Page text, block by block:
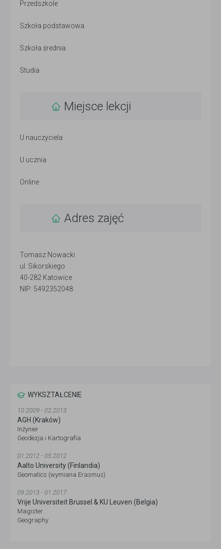
Przedszkole
Szkoła podstawowa
Szkoła średnia
Studia
Miejsce lekcji
U nauczyciela
U ucznia
Online
Adres zajęć
Tomasz Nowacki
ul. Sikorskiego
40-282 Katowice
NIP: 5492352048
WYKSZTAŁCENIE
10.2009 - 02.2013
AGH (Kraków)
Inżynier
Geodezja i Kartografia
01.2012 - 05.2012
Aalto University (Finlandia)
Geomatics (wymiana Erasmus)
09.2013 - 01.2017
Vrije Universiteit Brussel & KU Leuven (Belgia)
Magister
Geography